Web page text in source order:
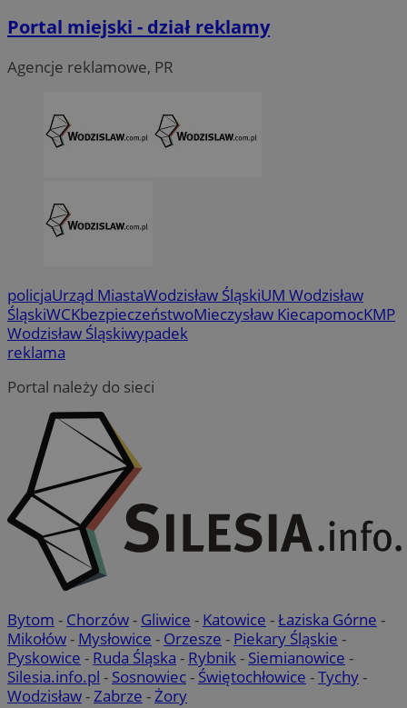
Portal miejski - dział reklamy
Agencje reklamowe, PR
policjaUrząd MiastaWodzisław ŚląskiUM Wodzisław
ŚląskiWCKbezpieczeństwoMieczysław KiecapomocKMP
Wodzisław Śląskiwypadek
reklama
Portal należy do sieci
Bytom - Chorzów- Gliwice - Katowice -Łaziska Górne -
Mikołów- Mysłowice - Orzesze - Piekary Śląskie -
Pyskowice - Ruda Śląska - Rybnik- Siemianowice -
Silesia.info.pl - Sosnowiec- Świętochłowice -Tychy-
Wodzisław-Zabrze -Żory